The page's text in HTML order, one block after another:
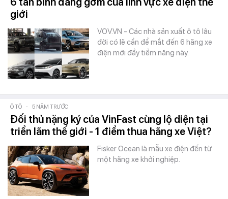
giới
VOV.VN - Các nhà sản xuất ô tô lâu
đời có lẽ cần để mắt đến 6 hãng xe
điện mới đầy tiềm năng này.
Ô TÔ - 5 NĂM TRƯỚC
Đối thủ nặng ký của VinFast cùng lộ diện tại
triển lãm thế giới - 1 điểm thua hãng xe Việt?
Fisker Ocean là mẫu xe điện đến từ
một hãng xe khởi nghiệp.